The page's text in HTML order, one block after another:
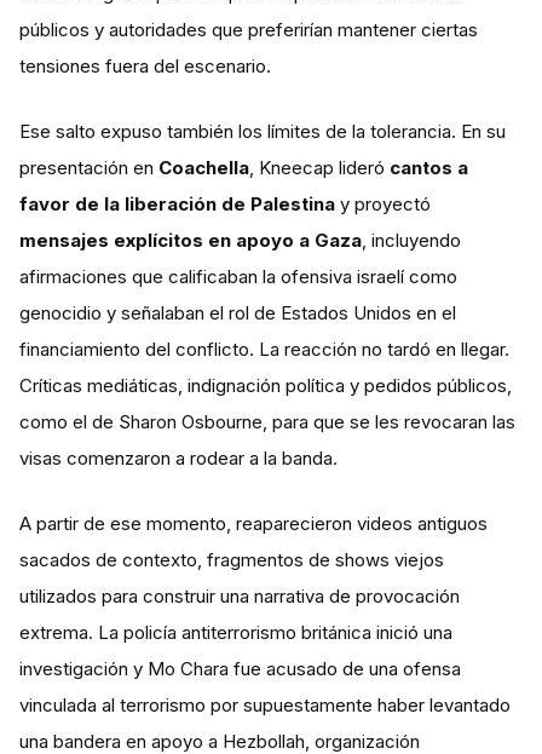
públicos y autoridades que preferirían mantener ciertas
tensiones fuera del escenario.
Ese salto expuso también los límites de la tolerancia. En su
presentación en Coachella, Kneecap lideró cantos a
favor de la liberación de Palestina y proyectó
mensajes explícitos en apoyo a Gaza, incluyendo
afirmaciones que calificaban la ofensiva israelí como
genocidio y señalaban el rol de Estados Unidos en el
financiamiento del conflicto. La reacción no tardó en llegar.
Críticas mediáticas, indignación política y pedidos públicos,
como el de Sharon Osbourne, para que se les revocaran las
visas comenzaron a rodear a la banda.
A partir de ese momento, reaparecieron videos antiguos
sacados de contexto, fragmentos de shows viejos
utilizados para construir una narrativa de provocación
extrema. La policía antiterrorismo británica inició una
investigación y Mo Chara fue acusado de una ofensa
vinculada al terrorismo por supuestamente haber levantado
una bandera en apoyo a Hezbollah, organización